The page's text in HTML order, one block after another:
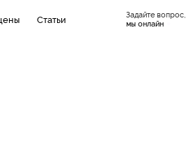
Статьи
Задайте вопрос,
мы онлайн